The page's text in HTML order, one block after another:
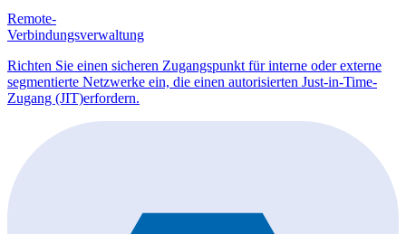
Remote-
Verbindungsverwaltung
Richten Sie einen sicheren Zugangspunkt für interne oder externe
segmentierte Netzwerke ein, die einen autorisierten Just-in-Time-
Zugang (JIT)erfordern.